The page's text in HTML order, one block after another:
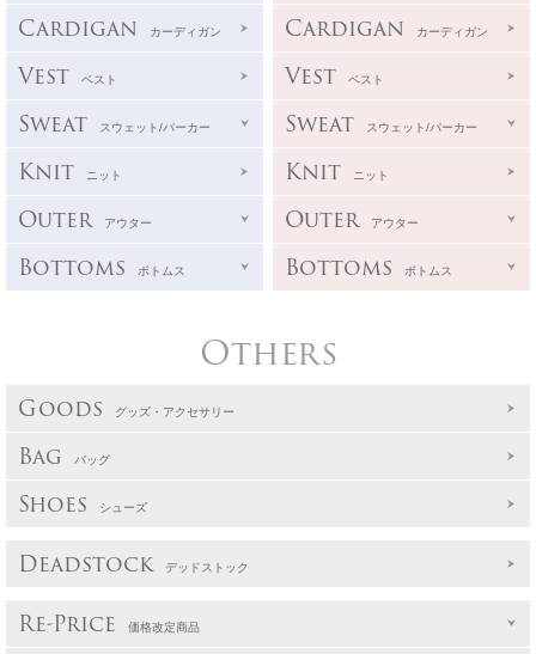
Cardigan カーディガン
Vest ベスト
Sweat スウェット/パーカー
Knit ニット
Outer アウター
Bottoms ボトムス
Cardigan カーディガン
Vest ベスト
Sweat スウェット/パーカー
Knit ニット
Outer アウター
Bottoms ボトムス
Others
Goods グッズ・アクセサリー
Bag バッグ
Shoes シューズ
Deadstock デッドストック
Re-Price 価格改定商品